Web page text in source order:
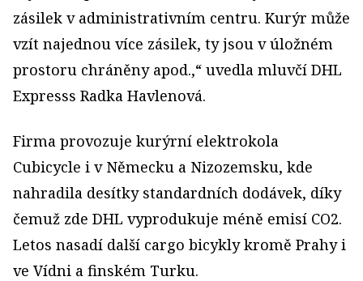
zásilek v administrativním centru. Kurýr může
vzít najednou více zásilek, ty jsou v úložném
prostoru chráněny apod.,“ uvedla mluvčí DHL
Expresss Radka Havlenová.
Firma provozuje kurýrní elektrokola
Cubicycle i v Německu a Nizozemsku, kde
nahradila desítky standardních dodávek, díky
čemuž zde DHL vyprodukuje méně emisí CO2.
Letos nasadí další cargo bicykly kromě Prahy i
ve Vídni a finském Turku.